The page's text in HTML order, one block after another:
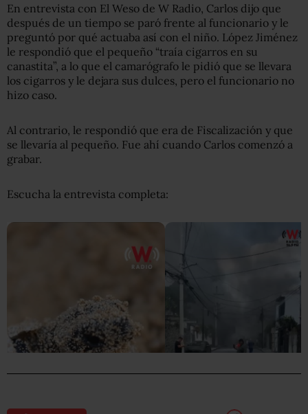
En entrevista con El Weso de W Radio, Carlos dijo que
después de un tiempo se paró frente al funcionario y le
preguntó por qué actuaba así con el niño. López Jiménez
le respondió que el pequeño “traía cigarros en su
canastita”, a lo que el camarógrafo le pidió que se llevara
los cigarros y le dejara sus dulces, pero el funcionario no
hizo caso.
Al contrario, le respondió que era de Fiscalización y que
se llevaría al pequeño. Fue ahí cuando Carlos comenzó a
grabar.
Escucha la entrevista completa: